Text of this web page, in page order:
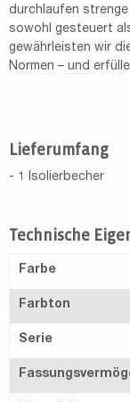
durchlaufen
sowohl gesteuert
gewährleisten wir
Normen – und
Lieferumfang
- 1 Isolierbecher
Technische
Farbe
Farbton
Serie